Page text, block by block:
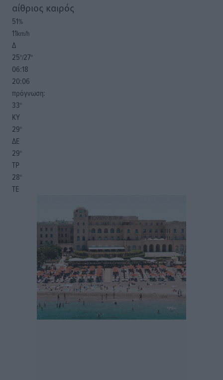
αίθριος καιρός
51%
11km/h
Δ
25°/27°
06:18
20:06
πρόγνωση:
33°
ΚΥ
29°
ΔΕ
29°
ΤΡ
28°
ΤΕ